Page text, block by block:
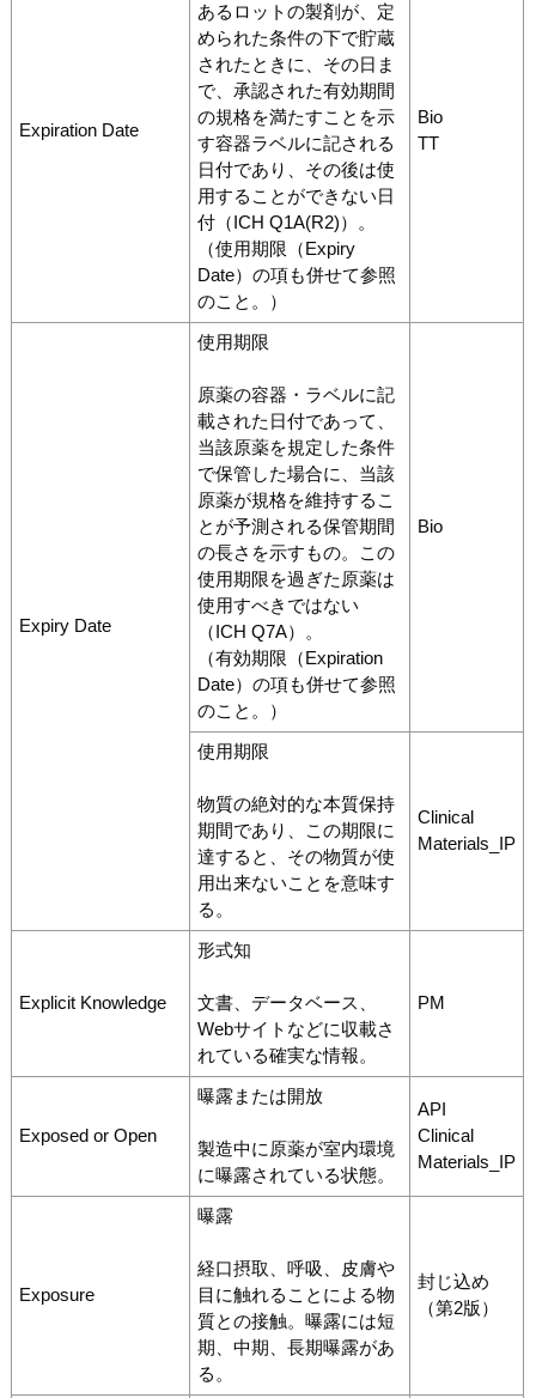
Expiration Date
あるロットの製剤が、定
められた条件の下で貯蔵
されたときに、その日ま
で、承認された有効期間
の規格を満たすことを示
す容器ラベルに記される
日付であり、その後は使
用することができない日
付（ICH Q1A(R2)）。
（使用期限（Expiry
Date）の項も併せて参照
のこと。）
Bio
TT
Expiry Date
使用期限
原薬の容器・ラベルに記
載された日付であって、
当該原薬を規定した条件
で保管した場合に、当該
原薬が規格を維持するこ
とが予測される保管期間
の長さを示すもの。この
使用期限を過ぎた原薬は
使用すべきではない
（ICH Q7A）。
（有効期限（Expiration
Date）の項も併せて参照
のこと。）
Bio
使用期限
物質の絶対的な本質保持
期間であり、この期限に
達すると、その物質が使
用出来ないことを意味す
る。
Clinical
Materials_IP
Explicit Knowledge
形式知
文書、データベース、
Webサイトなどに収載さ
れている確実な情報。
PM
Exposed or Open
曝露または開放
製造中に原薬が室内環境
に曝露されている状態。
API
Clinical
Materials_IP
Exposure
曝露
経口摂取、呼吸、皮膚や
目に触れることによる物
質との接触。曝露には短
期、中期、長期曝露があ
る。
封じ込め
（第2版）